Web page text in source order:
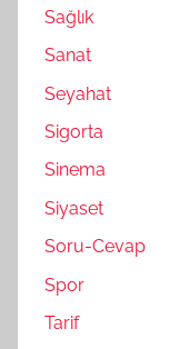
Sağlık
Sanat
Seyahat
Sigorta
Sinema
Siyaset
Soru-Cevap
Spor
Tarif